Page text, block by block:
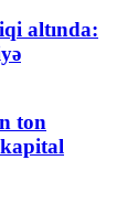
altında:
ton
kapital